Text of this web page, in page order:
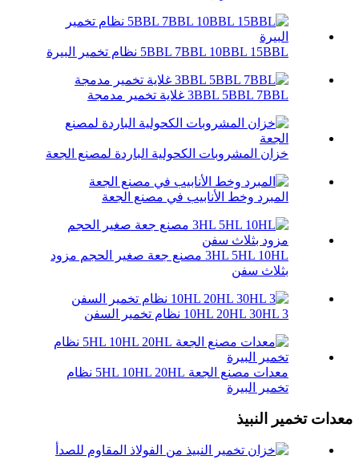
5BBL 7BBL 10BBL 15BBL نظام تخمير البيرة
3BBL 5BBL 7BBL غلاية تخمير مدمجة
خزان المشروبات الكحولية الباردة لمصنع الجعة
المبرد وخط الأنابيب في مصنع الجعة
3HL 5HL 10HL مصنع جعة صغير الحجم مزود
بثلاث سفن
10HL 20HL 30HL 3 نظام تخمير السفن
معدات مصنع الجعة 5HL 10HL 20HL نظام
تخمير البيرة
معدات تخمير النبيذ